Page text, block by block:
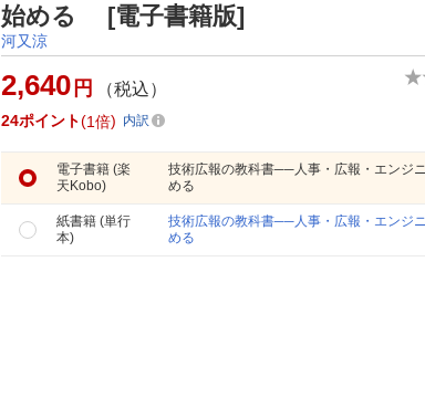
始める [電子書籍版]
河又涼
2,640 円 （税込）
24ポイント 1倍 内訳
電子書籍 (楽
天Kobo)
技術広報の教科書──人事・広報・エンジ
める
紙書籍 (単行
本)
技術広報の教科書──人事・広報・エンジ
める